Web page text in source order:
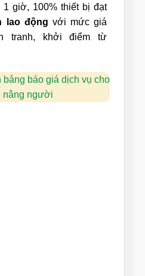
1 giờ, 100% thiết bị đạt
lao động với mức giá
tranh, khởi điểm từ
bảng báo giá dịch vụ cho
nâng người